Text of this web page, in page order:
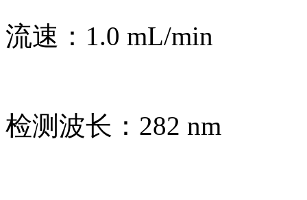
流速：1.0 mL/min
检测波长：282 nm